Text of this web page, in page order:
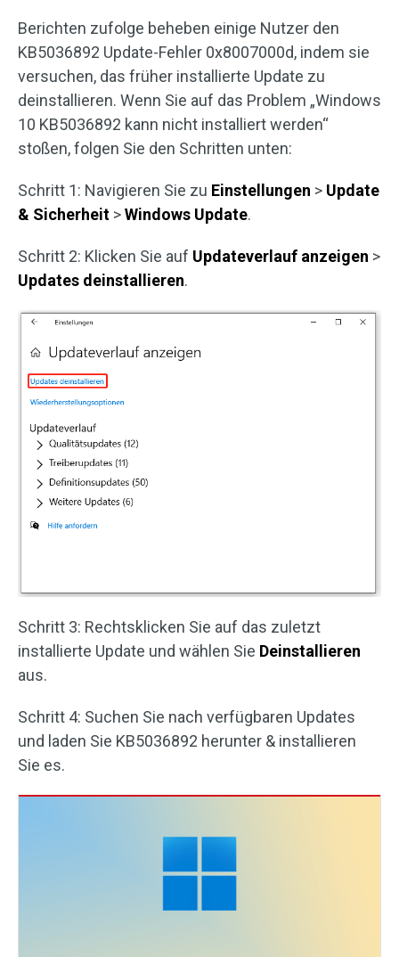
Berichten zufolge beheben einige Nutzer den
KB5036892 Update-Fehler 0x8007000d, indem sie
versuchen, das früher installierte Update zu
deinstallieren. Wenn Sie auf das Problem „Windows
10 KB5036892 kann nicht installiert werden“
stoßen, folgen Sie den Schritten unten:
Schritt 1: Navigieren Sie zu Einstellungen > Update
& Sicherheit >Windows Update.
Schritt 2: Klicken Sie auf Updateverlauf anzeigen >
Updates deinstallieren.
Schritt 3: Rechtsklicken Sie auf das zuletzt
installierte Update und wählen Sie Deinstallieren
aus.
Schritt 4: Suchen Sie nach verfügbaren Updates
und laden Sie KB5036892 herunter & installieren
Sie es.